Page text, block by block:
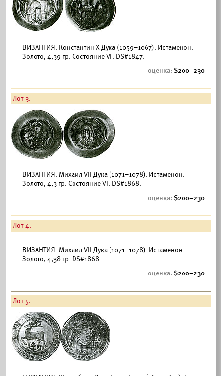
ВИЗАНТИЯ. Константин X Дука (1059–1067). Истаменон.
Золото, 4,39 гр. Coстояние VF. DS#1847.
200–230
Лот 3.
ВИЗАНТИЯ. Михаил VII Дука (1071–1078). Истаменон.
Золото, 4,3 гр. Coстояние VF. DS#1868.
200–230
Лот 4.
ВИЗАНТИЯ. Михаил VII Дука (1071–1078). Истаменон.
Золото, 4,38 гр. DS#1868.
200–230
Лот 5.